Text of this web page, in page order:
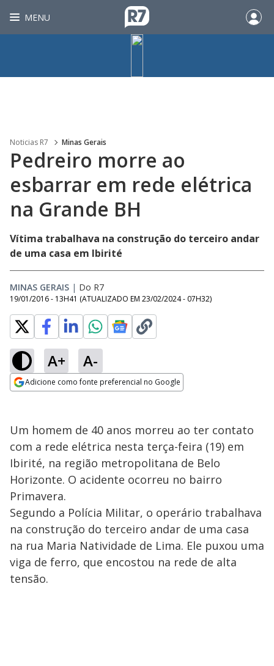
MENU
Noticias R7 Minas Gerais
Pedreiro morre ao
esbarrar em rede elétrica
na Grande BH
Vítima trabalhava na construção do terceiro andar
de uma casa em Ibirité
MINAS GERAIS | Do R7
19/01/2016 - 13H41 (ATUALIZADO EM 23/02/2024 - 07H32)
A+ A-
Adicione como fonte preferencial no Google
Um homem de 40 anos morreu ao ter contato
com a rede elétrica nesta terça-feira (19) em
Ibirité, na região metropolitana de Belo
Horizonte. O acidente ocorreu no bairro
Primavera.
Segundo a Polícia Militar, o operário trabalhava
na construção do terceiro andar de uma casa
na rua Maria Natividade de Lima. Ele puxou uma
viga de ferro, que encostou na rede de alta
tensão.